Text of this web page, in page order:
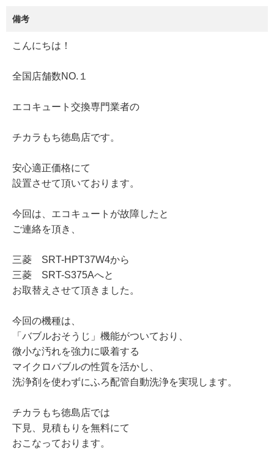
備考
こんにちは！
全国店舗数NO.１
エコキュート交換専門業者の
チカラもち徳島店です。
安心適正価格にて
設置させて頂いております。
今回は、エコキュートが故障したと
ご連絡を頂き、
三菱 SRT-HPT37W4から
三菱 SRT-S375Aへと
お取替えさせて頂きました。
今回の機種は、
「バブルおそうじ」機能がついており、
微小な汚れを強力に吸着する
マイクロバブルの性質を活かし、
洗浄剤を使わずにふろ配管自動洗浄を実現します。
チカラもち徳島店では
下見、見積もりを無料にて
おこなっております。